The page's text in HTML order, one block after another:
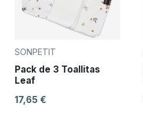
SONPETIT
Pack de 3 Toallitas
Leaf
17,65 €